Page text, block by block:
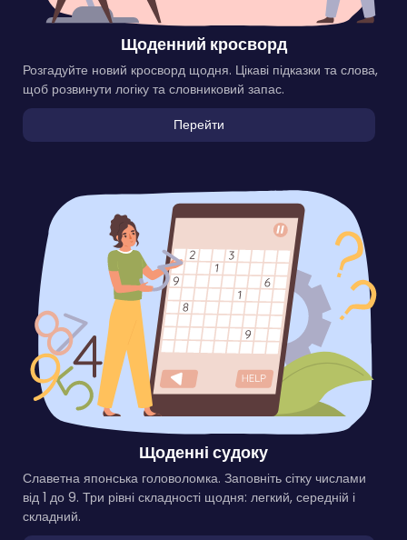
Щоденний кросворд
Розгадуйте новий кросворд щодня. Цікаві підказки та слова,
щоб розвинути логіку та словниковий запас.
Перейти
Щоденні судоку
Славетна японська головоломка. Заповніть сітку числами
від 1 до 9. Три рівні складності щодня: легкий, середній і
складний.